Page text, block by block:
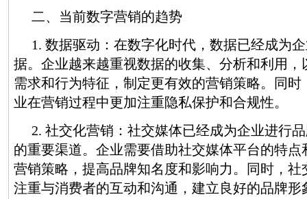
二、当前数字营销的趋势
1. 数据驱动：在数字化时代，数据已经成为
据。企业越来越重视数据的收集、分析和利用，
需求和行为特征，制定更有效的营销策略。同
业在营销过程中更加注重隐私保护和合规性。
2. 社交化营销：社交媒体已经成为企业进行
的重要渠道。企业需要借助社交媒体平台的特
营销策略，提高品牌知名度和影响力。同时，社
注重与消费者的互动和沟通，建立良好的品牌形